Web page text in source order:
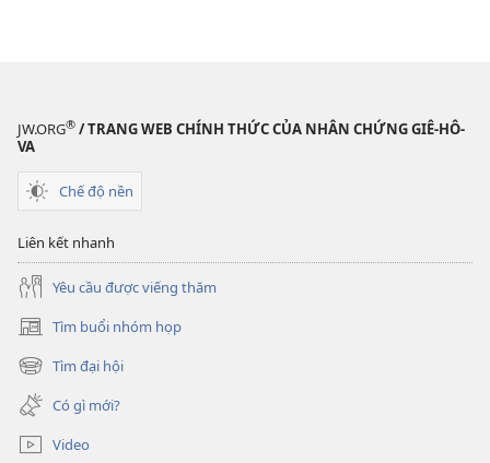
JW.ORG® / TRANG WEB CHÍNH THỨC CỦA NHÂN CHỨNG GIÊ-HÔ-
VA
Chế độ nền
Liên kết nhanh
Yêu cầu được viếng thăm
Tìm buổi nhóm họp
(mở
cửa
sổ
mới)
Tìm đại hội
(mở
cửa
sổ
mới)
Có gì mới?
Video